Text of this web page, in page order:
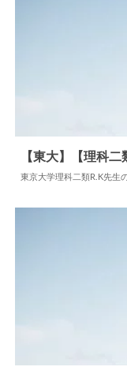
【東大】【理科
東京大学理科二類R.K先生